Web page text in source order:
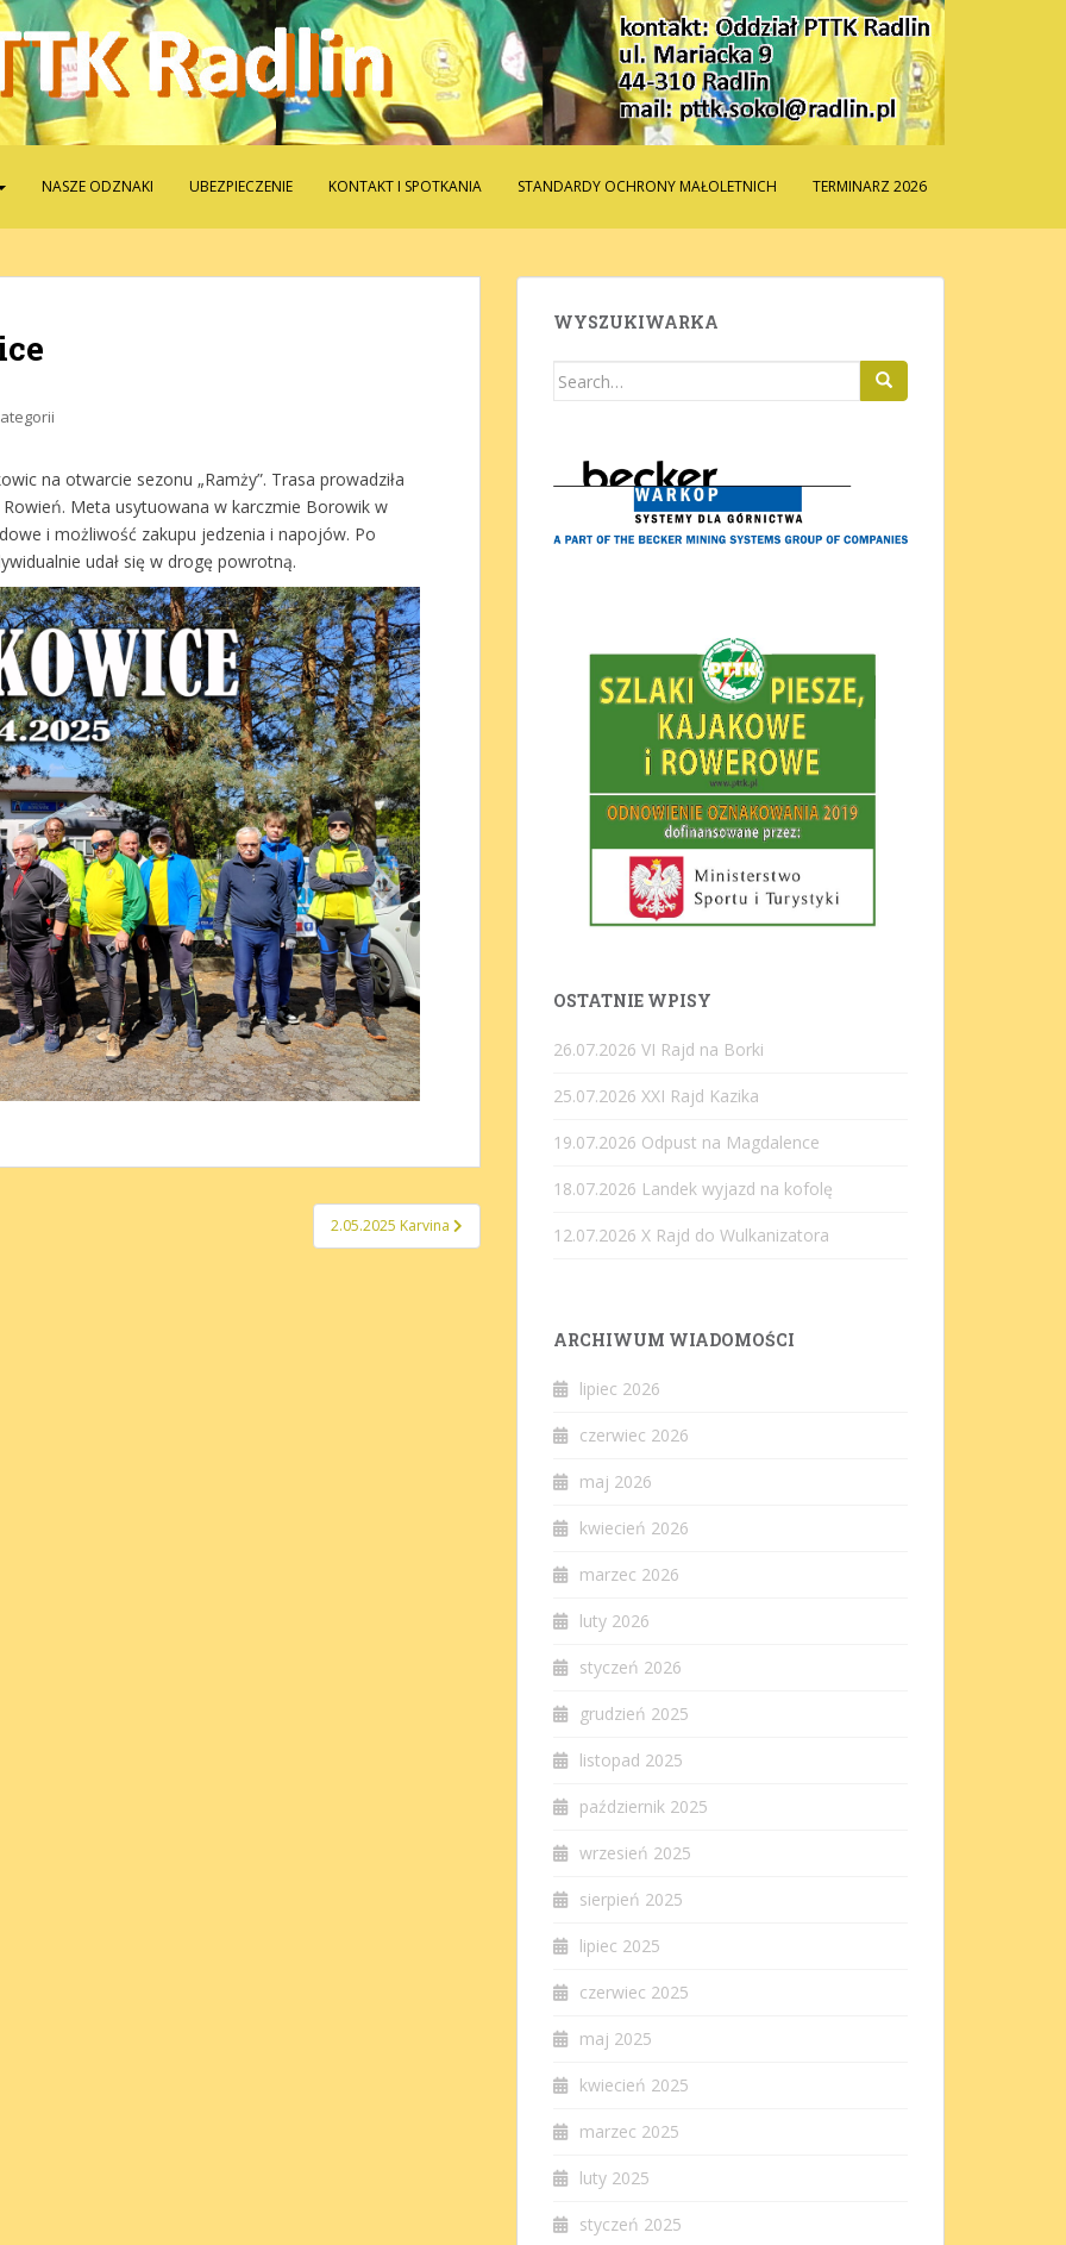
NASZE ODZNAKI UBEZPIECZENIE KONTAKT I SPOTKANIA STANDARDY OCHRONY MAŁOLETNICH TERMINARZ 2026
na otwarcie sezonu „Ramży”. Trasa prowadziła
Meta usytuowana w karczmie Borowik w
i możliwość zakupu jedzenia i napojów. Po
udał się w drogę powrotną.
2.05.2025 Karvina
WYSZUKIWARKA
Search
OSTATNIE WPISY
26.07.2026 VI Rajd na Borki
25.07.2026 XXI Rajd Kazika
19.07.2026 Odpust na Magdalence
18.07.2026 Landek wyjazd na kofolę
12.07.2026 X Rajd do Wulkanizatora
ARCHIWUM WIADOMOŚCI
lipiec 2026
czerwiec 2026
maj 2026
kwiecień 2026
marzec 2026
luty 2026
styczeń 2026
grudzień 2025
listopad 2025
październik 2025
wrzesień 2025
sierpień 2025
lipiec 2025
czerwiec 2025
maj 2025
kwiecień 2025
marzec 2025
luty 2025
styczeń 2025